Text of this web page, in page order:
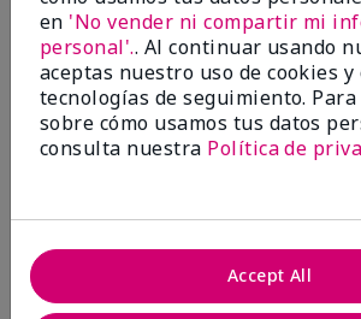
stick with my old brand for now.
Mostrar Traducción
ConclusiónNo, no recomendaría a
¿Le ha resultado útil
16 5
Marcar esta opinión
en 'No vender ni compartir mi
personal'.. Al continuar usando
aceptas nuestro uso de cookies y
tecnologías de seguimiento. Para
sobre cómo usamos tus datos
consulta nuestra Política de
Accept All